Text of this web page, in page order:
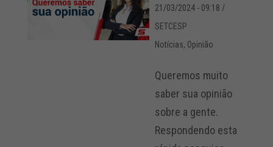
21/03/2024 - 09:18 /
SETCESP
Notícias, Opinião
Queremos muito
saber sua opinião
sobre a gente.
Respondendo esta